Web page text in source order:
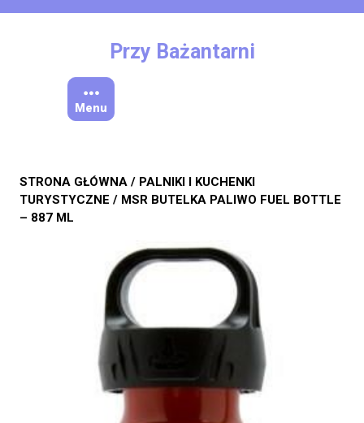
Przy Bażantarni
Menu
STRONA GŁÓWNA / PALNIKI I KUCHENKI
TURYSTYCZNE / MSR BUTELKA PALIWO FUEL BOTTLE
– 887 ML